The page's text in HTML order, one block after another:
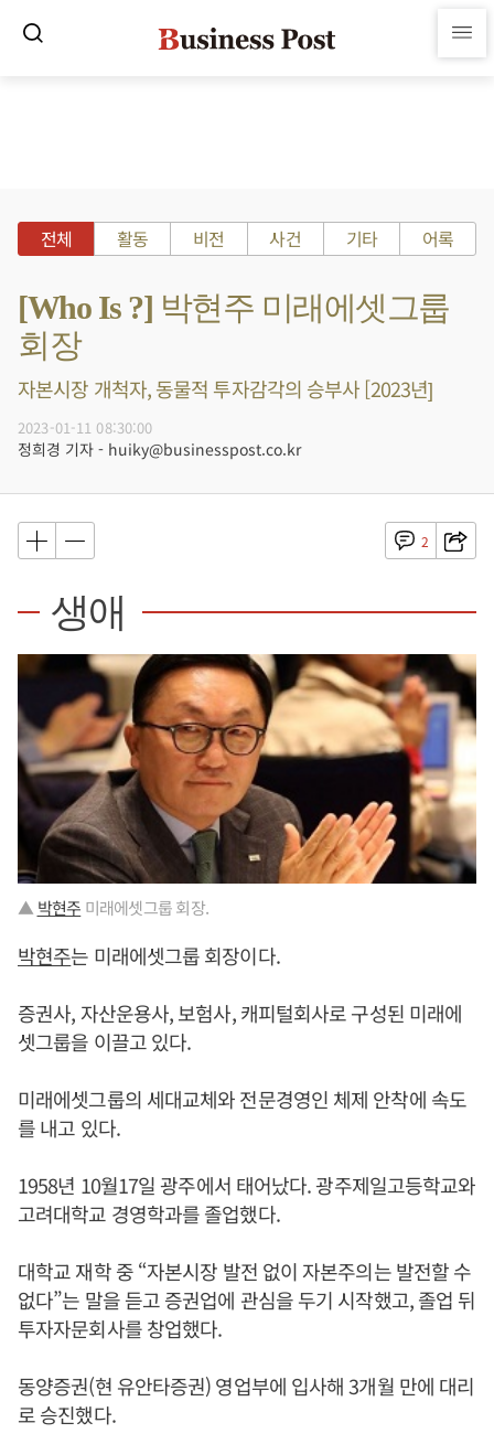
전체 활동 비전 사건 기타 어록
[Who Is ?] 박현주 미래에셋그룹
회장
자본시장 개척자, 동물적 투자감각의 승부사 [2023년]
2023-01-11 08:30:00
정희경 기자 - huiky@businesspost.co.kr
2
생애
▲ 박현주 미래에셋그룹 회장.
박현주는 미래에셋그룹 회장이다.
증권사, 자산운용사, 보험사, 캐피털회사로 구성된 미래에
셋그룹을 이끌고 있다.
미래에셋그룹의 세대교체와 전문경영인 체제 안착에 속도
를 내고 있다.
1958년 10월17일 광주에서 태어났다. 광주제일고등학교와
고려대학교 경영학과를 졸업했다.
대학교 재학 중 “자본시장 발전 없이 자본주의는 발전할 수
없다”는 말을 듣고 증권업에 관심을 두기 시작했고, 졸업 뒤
투자자문회사를 창업했다.
동양증권(현 유안타증권) 영업부에 입사해 3개월 만에 대리
로 승진했다.